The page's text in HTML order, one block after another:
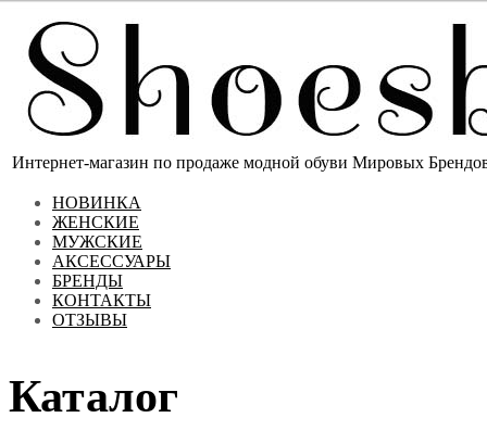
Интернет-магазин по продаже модной обуви Мировых
НОВИНКА
ЖЕНСКИЕ
МУЖСКИЕ
АКСЕССУАРЫ
БРЕНДЫ
КОНТАКТЫ
ОТЗЫВЫ
Каталог